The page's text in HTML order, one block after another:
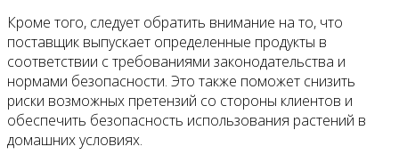
Кроме того, следует обратить внимание на то, что
поставщик выпускает определенные продукты в
соответствии с требованиями законодательства и
нормами безопасности. Это также поможет снизить
риски возможных претензий со стороны клиентов и
обеспечить безопасность использования растений в
домашних условиях.